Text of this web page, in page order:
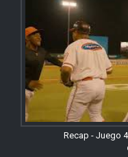
Recap - Juego